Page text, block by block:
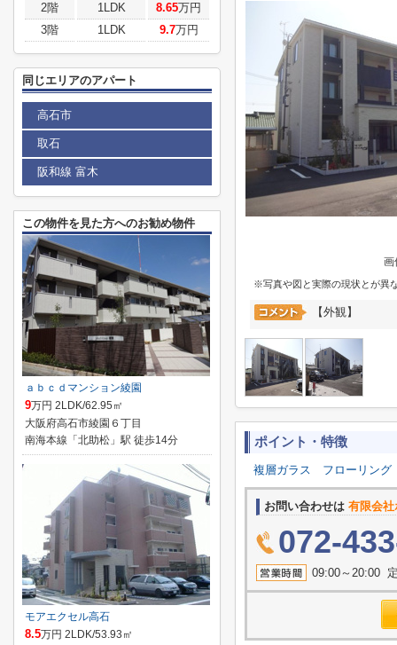
画
※写真や図と実際の現状とが異
【外観】
ポイント・特徴
複層ガラス フローリング
お問い合わせは 有限会
072-
09:00～20:00
2階
1LDK 8.65万円
3階
1LDK 9.7万円
同じエリアのアパート
高石市
取石
阪和線 富木
この物件を見た方へのお勧め物件
ａｂｃｄマンション綾園
9万円 2LDK/62.95㎡
大阪府高石市綾園６丁目
南海本線「北助松」駅 徒歩14分
モアエクセル高石
8.5万円 2LDK/53.93㎡